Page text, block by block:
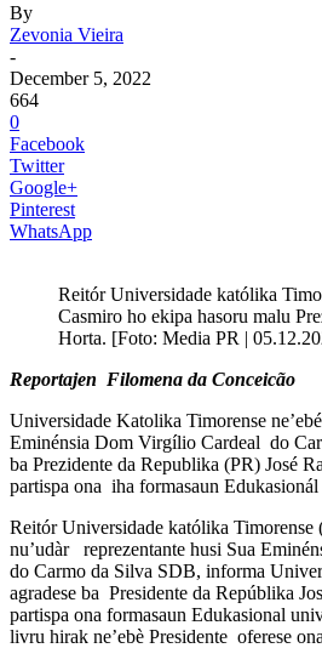
By
Zevonia Vieira
-
December 5, 2022
664
0
Facebook
Twitter
Google+
Pinterest
WhatsApp
Reitór Universidade katólika
Casmiro ho ekipa hasoru malu
Horta. [Foto: Media PR |
Reportajen Filomena da Conceicão
Universidade Katolika Timorense
Eminénsia Dom Virgílio Cardeal do
ba Prezidente da Republika (PR) José
partispa ona iha formasaun
Reitór Universidade katólika Timorense
nu’udàr reprezentante husi Sua
do Carmo da Silva SDB, informa
agradese ba Presidente da Repúblika
partispa ona formasaun Edukasional
livru hirak ne’ebè Presidente oferese